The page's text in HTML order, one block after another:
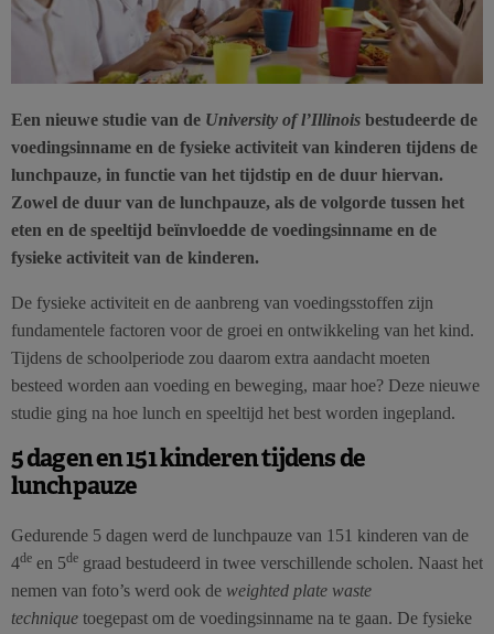
Een nieuwe studie van de University of l’Illinois bestudeerde de
voedingsinname en de fysieke activiteit van kinderen tijdens de
lunchpauze, in functie van het tijdstip en de duur hiervan.
Zowel de duur van de lunchpauze, als de volgorde tussen het
eten en de speeltijd beïnvloedde de voedingsinname en de
fysieke activiteit van de kinderen.
De fysieke activiteit en de aanbreng van voedingsstoffen zijn
fundamentele factoren voor de groei en ontwikkeling van het kind.
Tijdens de schoolperiode zou daarom extra aandacht moeten
besteed worden aan voeding en beweging, maar hoe? Deze nieuwe
studie ging na hoe lunch en speeltijd het best worden ingepland.
5 dagen en 151 kinderen tijdens de
lunchpauze
Gedurende 5 dagen werd de lunchpauze van 151 kinderen van de
4de en 5de graad bestudeerd in twee verschillende scholen. Naast het
nemen van foto’s werd ook de weighted plate waste
technique toegepast om de voedingsinname na te gaan. De fysieke